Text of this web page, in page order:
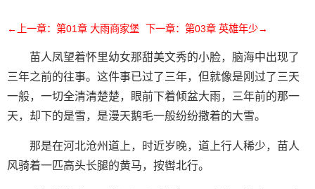
←上一章：第01章 大雨商家堡 下一章：第03章 英雄年少→
苗人凤望着怀里幼女那甜美文秀的小脸，脑海中出现了
三年之前的往事。这件事已过了三年，但就像是刚过了三天
一般，一切全清清楚楚，眼前下着倾盆大雨，三年前的那一
天，却下的是雪，是漫天鹅毛一般纷纷撒着的大雪。
那是在河北沧州道上，时近岁晚，道上行人稀少，苗人
风骑着一匹高头长腿的黄马，按辔北行。